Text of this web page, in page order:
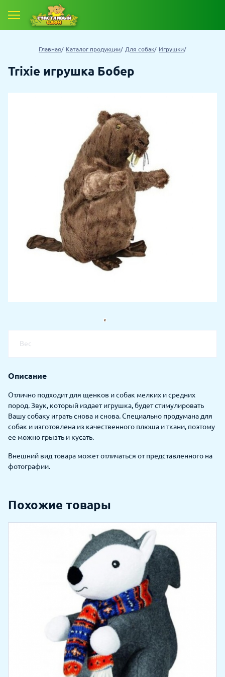
Главная Каталог продукции Для собак Игрушки
Trixie игрушка Бобер
Вес
Описание
Отлично подходит для щенков и собак мелких и средних
пород. Звук, который издает игрушка, будет стимулировать
Вашу собаку играть снова и снова. Специально продумана для
собак и изготовлена из качественного плюша и ткани, поэтому
ее можно грызть и кусать.
Внешний вид товара может отличаться от представленного на
фотографии.
Похожие товары